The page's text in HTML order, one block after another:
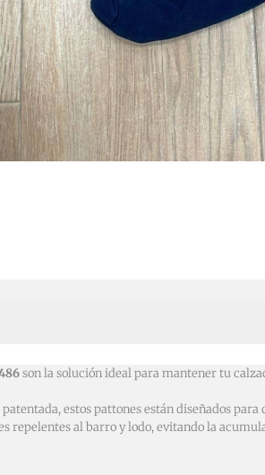
son la solución ideal para mantener tu
estos pattones están diseñados
repelentes al barro y lodo, evitando la